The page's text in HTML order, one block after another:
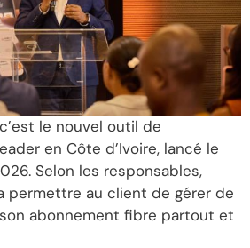
le nouvel outil de
en Côte d’Ivoire, lancé le
Selon les responsables,
permettre au client de gérer de
abonnement fibre partout et